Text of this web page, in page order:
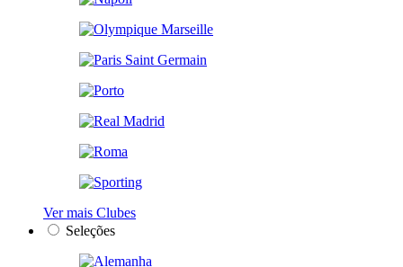
Ver mais Clubes
Seleções